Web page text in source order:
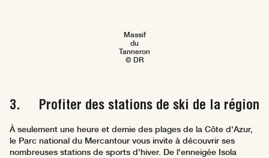
Massif
du
Tanneron
© DR
3. Profiter des stations de ski de la région
À seulement une heure et demie des plages de la Côte d'Azur,
le Parc national du Mercantour vous invite à découvrir ses
nombreuses stations de sports d'hiver. De l'enneigée Isola